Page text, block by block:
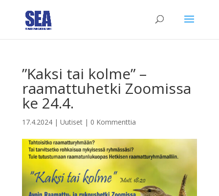
”Kaksi tai kolme” –
raamattuhetki Zoomissa
ke 24.4.
17.4.2024| Uutiset| 0 Kommenttia